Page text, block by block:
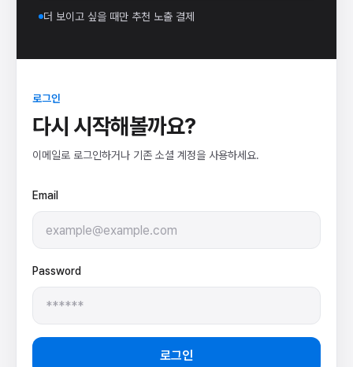
더 보이고 싶을 때만 추천 노출 결제
로그인
다시 시작해볼까요?
이메일로 로그인하거나 기존 소셜 계정을 사용하세요.
Email
Password
로그인